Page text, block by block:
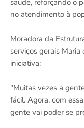
saúde, reforçando o
no atendimento à
Moradora da
serviços gerais
iniciativa:
"Muitas vezes a
fácil. Agora, com
gente vai poder se